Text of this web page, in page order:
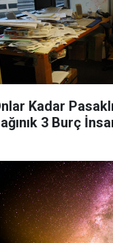
Kadar
3 Burç